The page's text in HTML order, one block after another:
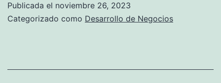
e
Publicada el noviembre 26, 2023
Categorizado como Desarrollo de Negocios